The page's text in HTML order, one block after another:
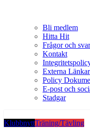
Bli medlem
Hitta Hit
Frågor och svar
Kontakt
Externa Länkar
Policy
E-post och
Stadgar
KlubbnyttTräning/Tävling